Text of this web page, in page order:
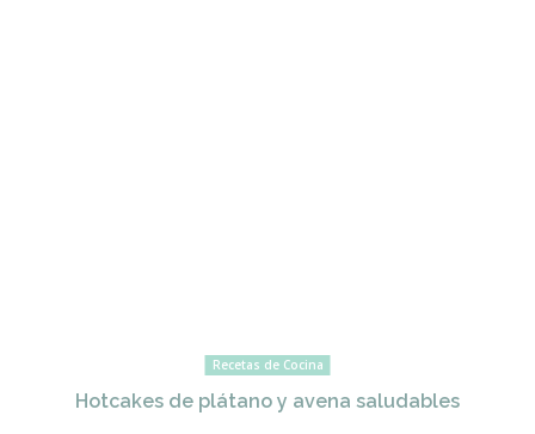
Recetas de Cocina
Hotcakes de plátano y avena saludables